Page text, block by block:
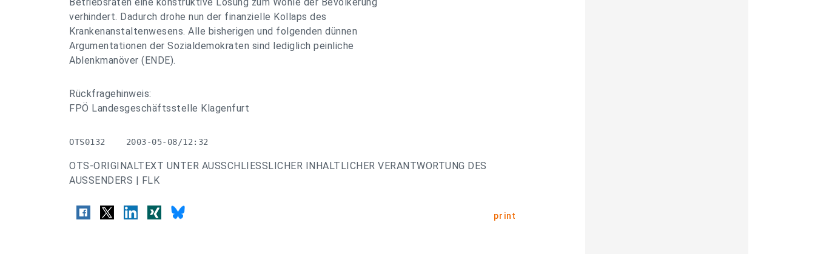
verhindert. Dadurch drohe nun der finanzielle Kollaps des
Krankenanstaltenwesens. Alle bisherigen und folgenden dünnen
Argumentationen der Sozialdemokraten sind lediglich peinliche
Ablenkmanöver (ENDE).
Rückfragehinweis:
FPÖ Landesgeschäftsstelle Klagenfurt
OTS0132    2003-05-08/12:32
OTS-ORIGINALTEXT UNTER AUSSCHLIESSLICHER INHALTLICHER VERANTWORTUNG DES
AUSSENDERS | FLK
print